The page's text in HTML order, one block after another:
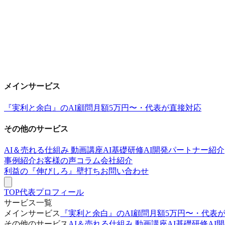
メインサービス
『実利と余白』のAI顧問 月額5万円〜・代表が直接対応
その他のサービス
AI＆売れる仕組み 動画講座AI基礎研修AI開発パートナー紹介
事例紹介お客様の声コラム会社紹介
利益の『伸びしろ』壁打ちお問い合わせ
TOP代表プロフィール
サービス一覧
メインサービス
『実利と余白』のAI顧問 月額5万円〜・代表